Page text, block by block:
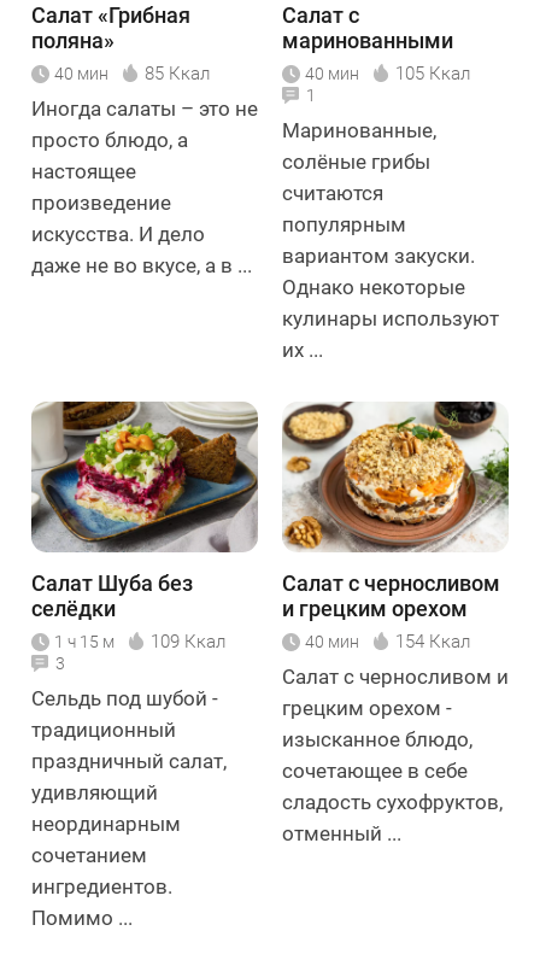
Салат «Грибная
поляна»
40 мин 85 Ккал
Иногда салаты – это не
просто блюдо, а
настоящее
произведение
искусства. И дело
даже не во вкусе, а в ...
Салат с
маринованными
опятами
40 мин 105 Ккал
1
Маринованные,
солёные грибы
считаются
популярным
вариантом закуски.
Однако некоторые
кулинары используют
их ...
Салат Шуба без
селёдки
1 ч 15 м 109 Ккал
3
Сельдь под шубой -
традиционный
праздничный салат,
удивляющий
неординарным
сочетанием
ингредиентов.
Помимо ...
Салат с черносливом
и грецким орехом
40 мин 154 Ккал
Салат с черносливом и
грецким орехом -
изысканное блюдо,
сочетающее в себе
сладость сухофруктов,
отменный ...